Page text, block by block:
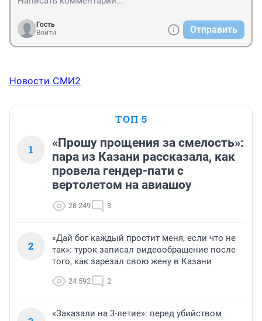
Гость
Войти
Отправить
Новости СМИ2
ТОП 5
1
«Прошу прощения за смелость»:
пара из Казани рассказала, как
провела гендер-пати с
вертолетом на авиашоу
28 249 3
2
«Дай бог каждый простит меня, если что не
так»: турок записал видеообращение после
того, как зарезал свою жену в Казани
24 592 2
«Заказали на 3-летие»: перед убийством